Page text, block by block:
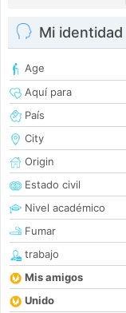
Mi identidad
Age
Aquí para
País
City
Origin
Estado civil
Nivel académico
Fumar
trabajo
Mis amigos
Unido